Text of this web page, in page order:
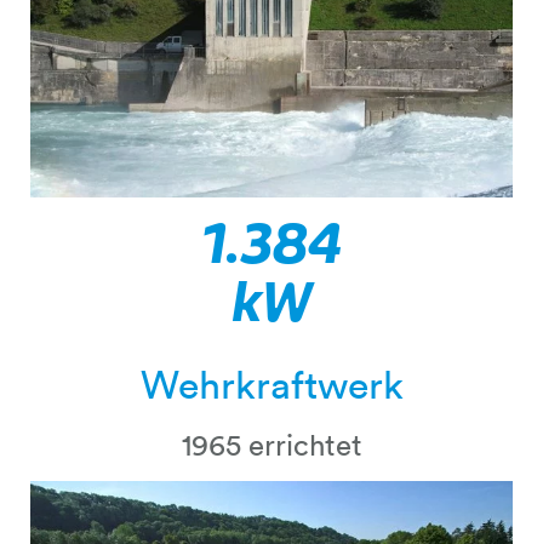
1.400
kW
Wehrkraftwerk
1965 errichtet